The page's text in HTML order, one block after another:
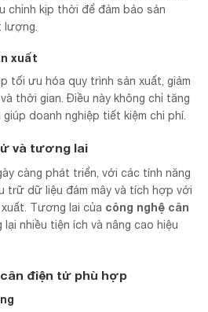
chỉnh kịp thời để đảm bảo sản
lượng.
xuất
tối ưu hóa quy trình sản xuất, giảm
thời gian. Điều này không chỉ tăng
doanh nghiệp tiết kiệm chi phí.
và tương lai
càng phát triển, với các tính năng
trữ dữ liệu đám mây và tích hợp với
Tương lai của công nghệ cân
lại nhiều tiện ích và nâng cao hiệu
điện tử phù hợp